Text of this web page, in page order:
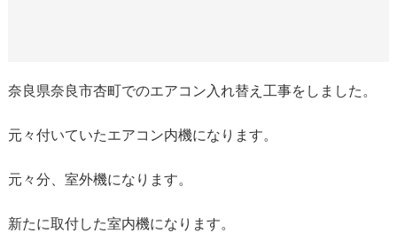
奈良県奈良市杏町でのエアコン入れ替え工事をしました。
元々付いていたエアコン内機になります。
元々分、室外機になります。
新たに取付した室内機になります。